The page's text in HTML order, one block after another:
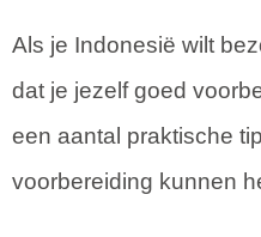
Als je Indonesië wilt
dat je jezelf goed
een aantal praktische
voorbereiding kunnen